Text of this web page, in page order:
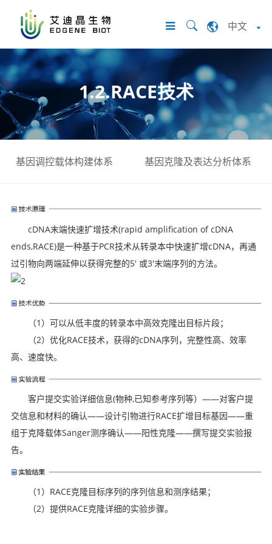
中文
1.2.RACE技术
基因调控载体构建体系 基因克隆及表达分析体系
cDNA末端快速扩增技术(rapid amplification of cDNA
ends,RACE)是一种基于PCR技术从转录本中快速扩增cDNA，再通
过引物向两端延伸以获得完整的5' 或3'末端序列的方法。
（1）可以从低丰度的转录本中高效克隆出目标片段；
（2）优化RACE技术，获得的cDNA序列，完整性高、效率
高、速度快。
客户提交实验详细信息(物种,已知参考序列等） ——对客户提
交信息和材料的确认——设计引物进行RACE扩增目标基因——重
组于克降载体Sanger测序确认——阳性克隆——撰写提交实验报
告。
（1）RACE克隆目标序列的序列信息和测序结果；
（2）提供RACE克隆详细的实验步骤。